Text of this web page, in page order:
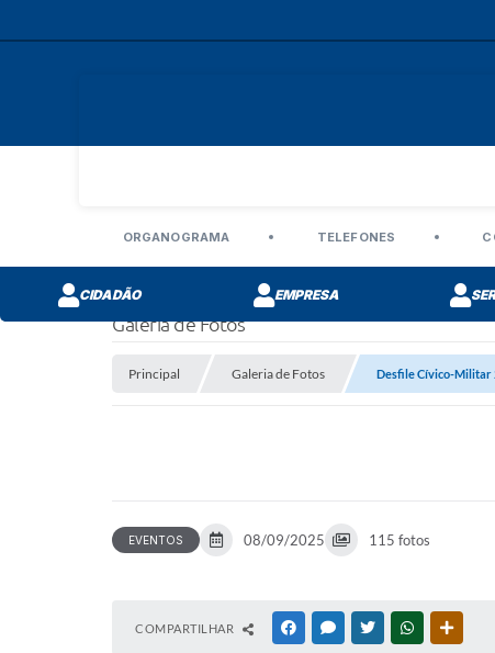
ORGANOGRAMA TELEFONES
CIDADÃO EMPRESA
Galeria de Fotos
Principal Galeria de Fotos Desfile Cívico-Militar
EVENTOS 08/09/2025 115 fotos
COMPARTILHAR FACEBOOKMESSENGER
TWITTERWHATSAPP